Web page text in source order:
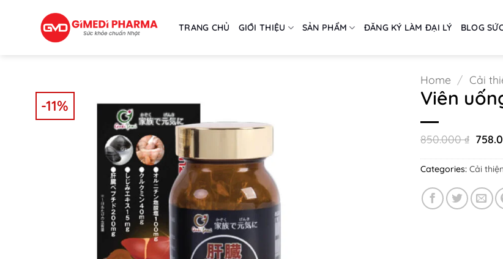
TRANG CHỦ GIỚI THIỆU SẢN PHẨM ĐĂNG KÝ LÀM ĐẠI LÝ BLOG
-11%
Home / Cải
Viên
850.000₫
price
was:
Categories: Cải